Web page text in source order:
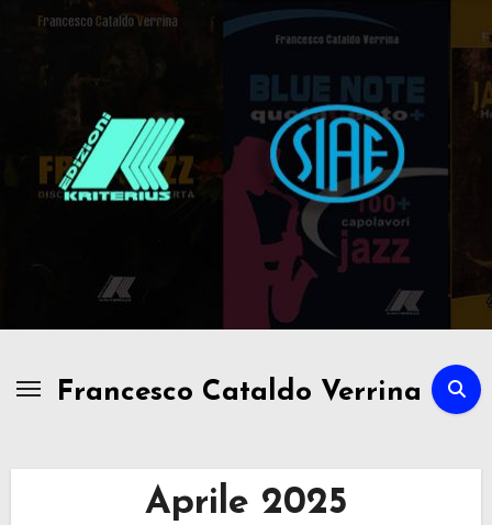
Passa
Francesco Cataldo Verrina
Aprile 2025